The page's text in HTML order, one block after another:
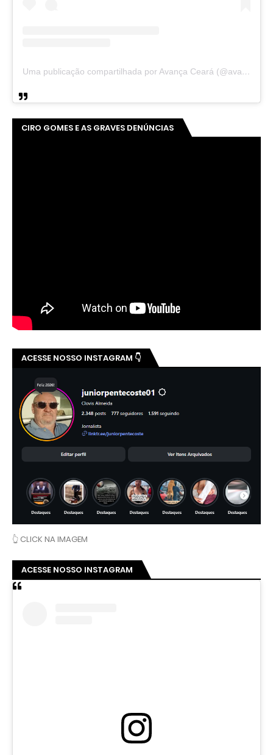
Uma publicação compartilhada por Avança Ceará (@avancaceara)
CIRO GOMES E AS GRAVES DENÚNCIAS
ACESSE NOSSO INSTAGRAM 👇
👆 CLICK NA IMAGEM
ACESSE NOSSO INSTAGRAM